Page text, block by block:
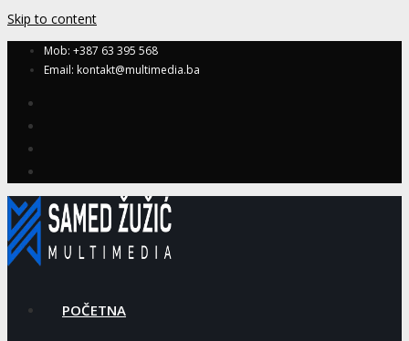
Skip to content
Mob: +387 63 395 568
Email: kontakt@multimedia.ba
POČETNA